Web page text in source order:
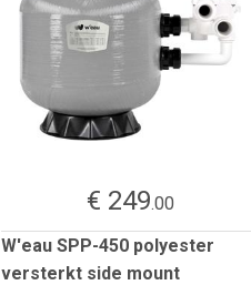
€ 249.00
W'eau SPP-450 polyester
versterkt side mount